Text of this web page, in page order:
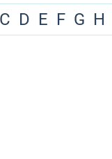
C D E F G H